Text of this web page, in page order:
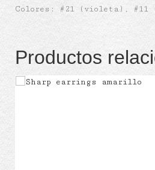
Colores: #21 (violeta), #11
Productos